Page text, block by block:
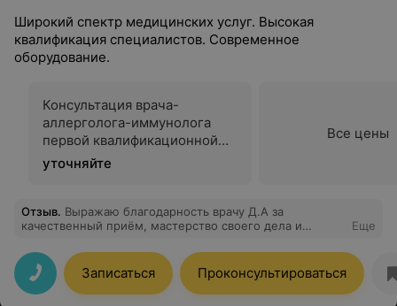
Широкий спектр медицинских услуг. Высокая
квалификация специалистов. Современное
оборудование.
Консультация врача-
аллерголога-иммунолога
первой квалификационной
категории
уточняйте
Все цены
Отзыв. Выражаю благодарность врачу Д.А за
качественный приём, мастерство своего дела и
работникам регистратуры за доброжелательное
отношение к людям. Спасибо большое!
Еще
Записаться Проконсультироваться